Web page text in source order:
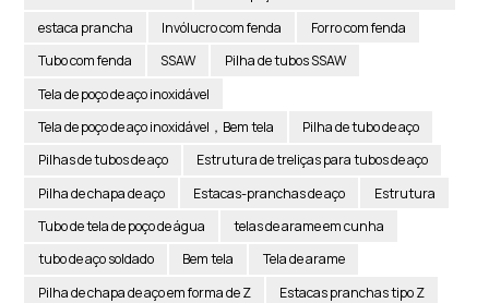
estaca prancha
Invólucro com fenda
Forro com fenda
Tubo com fenda
SSAW
Pilha de tubos SSAW
Tela de poço de aço inoxidável
Tela de poço de aço inoxidável，Bem tela
Pilha de tubo de aço
Pilhas de tubos de aço
Estrutura de treliças para tubos de aço
Pilha de chapa de aço
Estacas-pranchas de aço
Estrutura
Tubo de tela de poço de água
telas de arame em cunha
tubo de aço soldado
Bem tela
Tela de arame
Pilha de chapa de aço em forma de Z
Estacas pranchas tipo Z